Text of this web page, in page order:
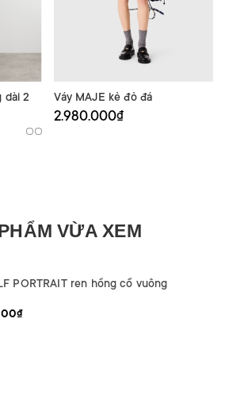
dài 2
Váy MAJE kẻ đỏ đá
2.980.000₫
VỪA XEM
PORTRAIT ren hồng cổ vuông